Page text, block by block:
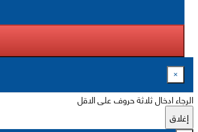
×
الرجاء ادخال ثلاثة حروف على الاقل
إغلاق